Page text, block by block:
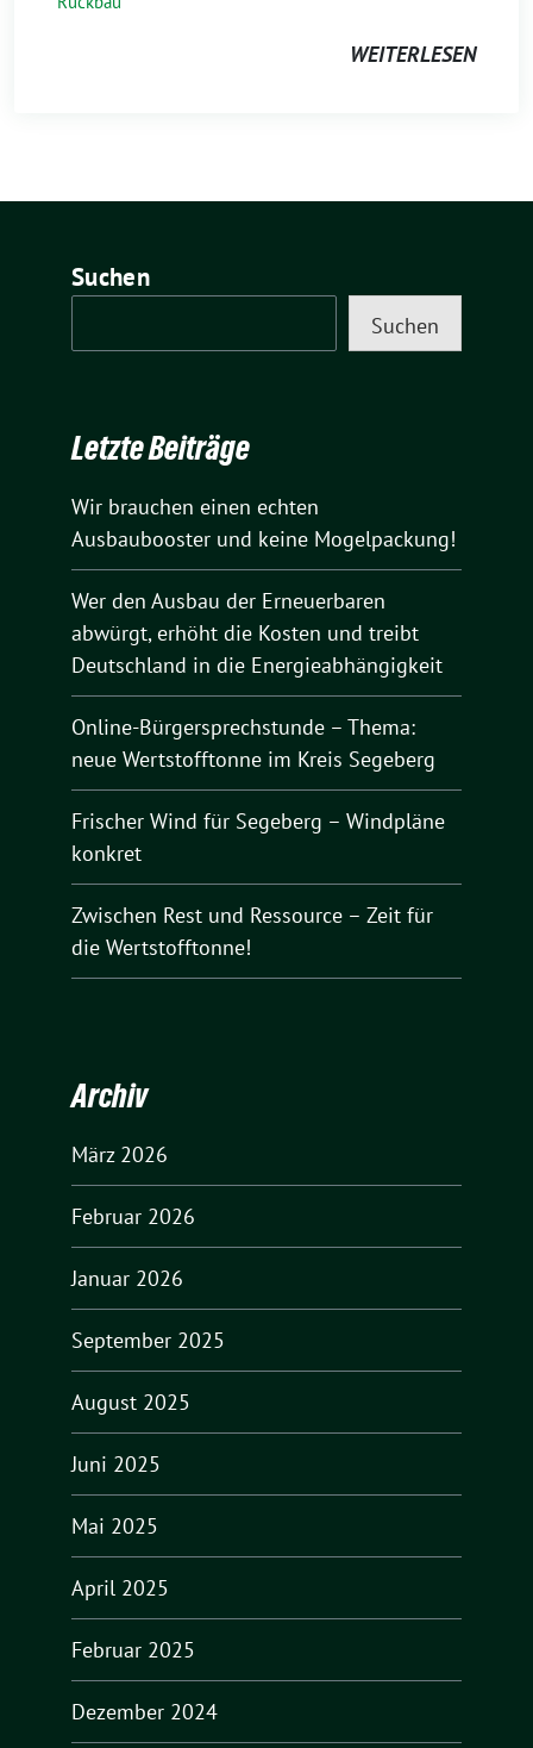
WEITERLESEN
Suchen
Suchen
Letzte Beiträge
Wir brauchen einen echten
Ausbaubooster und keine Mogelpackung!
Wer den Ausbau der Erneuerbaren
abwürgt, erhöht die Kosten und treibt
Deutschland in die Energieabhängigkeit
Online-Bürgersprechstunde – Thema:
neue Wertstofftonne im Kreis Segeberg
Frischer Wind für Segeberg – Windpläne
konkret
Zwischen Rest und Ressource – Zeit für
die Wertstofftonne!
Archiv
März 2026
Februar 2026
Januar 2026
September 2025
August 2025
Juni 2025
Mai 2025
April 2025
Februar 2025
Dezember 2024